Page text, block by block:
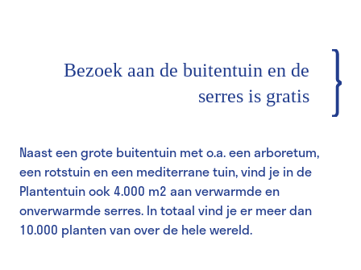
Bezoek aan de buitentuin en de
serres is gratis
Naast een grote buitentuin met o.a. een arboretum,
een rotstuin en een mediterrane tuin, vind je in de
Plantentuin ook 4.000 m2 aan verwarmde en
onverwarmde serres. In totaal vind je er meer dan
10.000 planten van over de hele wereld.